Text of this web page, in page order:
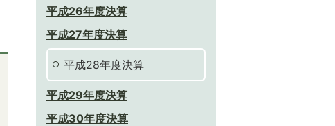
平成26年度決算
平成27年度決算
平成28年度決算
平成29年度決算
平成30年度決算